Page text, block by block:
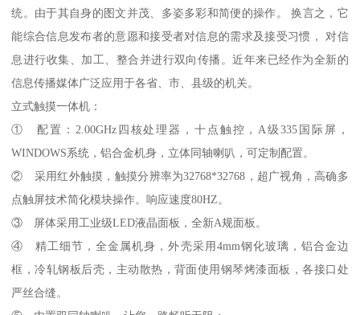
统。由于其自身的图文并茂、多姿多彩和简便的操作。 换言之，它
能综合信息发布者的意愿和接受者对信息的需求及接受习惯， 对信
息进行收集、加工、整合并进行双向传播。近年来已经作为全新的
信息传播媒体广泛应用于各省、市、县级的机关。
立式触摸一体机：
① 配置：2.00GHz四核处理器，十点触控，A级335国际屏，
WINDOWS系统，铝合金机身，立体同轴喇叭，可定制配置。
② 采用红外触摸，触摸分辨率为32768*32768，超广视角，高确多
点触屏技术简化模块操作。响应速度80HZ。
③ 屏体采用工业级LED液晶面板，全新A规面板。
④ 精工细节，全金属机身，外壳采用4mm钢化玻璃，铝合金边
框，冷轧钢板后壳，主动散热，背面使用钢琴烤漆面板，各接口处
严丝合缝。